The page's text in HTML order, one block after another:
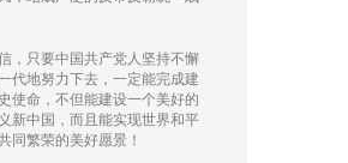
，只要中国共产党人坚持不懈
代地努力下去，一定能完成建
使命，不但能建设一个美好的
新中国，而且能实现世界和平
同繁荣的美好愿景！